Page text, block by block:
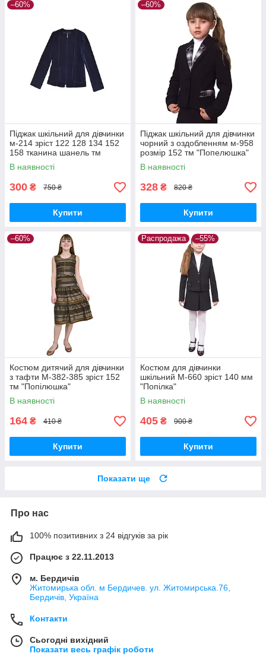
–60%
Піджак шкільний для дівчинки
м-214 зріст 122 128 134 152
158 тканина шанель тм
"Попелюшка"
В наявності
300 ₴ 750 ₴
Купити
–60%
Піджак шкільний для дівчинки
чорний з оздобленням м-958
розмір 152 тм "Попелюшка"
В наявності
328 ₴ 820 ₴
Купити
–60%
Костюм дитячий для дівчинки
з тафти М-382-385 зріст 152
тм "Попілюшка"
В наявності
164 ₴ 410 ₴
Купити
Распродажа –55%
Костюм для дівчинки
шкільний М-660 зріст 140 мм
"Попілка"
В наявності
405 ₴ 900 ₴
Купити
Показати ще
Про нас
100% позитивних з 24 відгуків за рік
Працює з 22.11.2013
м. Бердичів
Житомирька обл. м Бердичев. ул. Житомирська.76,
Бердичів, Україна
Контакти
Сьогодні вихідний
Показати весь графік роботи